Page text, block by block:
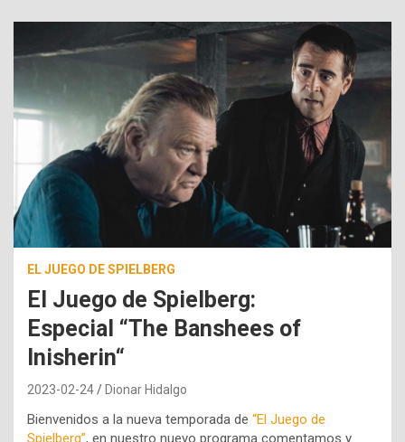
EL JUEGO DE SPIELBERG
El Juego de Spielberg:
Especial “The Banshees of
Inisherin“
2023-02-24 Dionar Hidalgo
Bienvenidos a la nueva temporada de “El Juego de
Spielberg”, en nuestro nuevo programa comentamos y